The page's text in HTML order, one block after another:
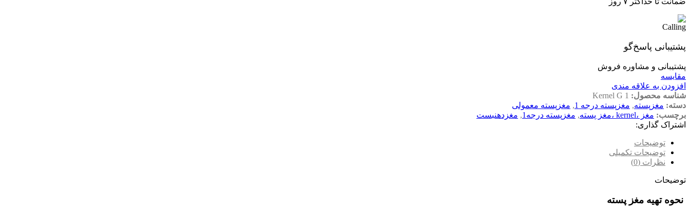
پشتیبانی پاسخ‌گو
پشتیبانی و مشاوره فروش
مقایسه
افزودن به علاقه مندی
شناسه محصول: Kernel G 1
دسته: مغزپسته, مغزپسته درجه 1 , مغزپسته معمولی
برچسب: مغز ،kernel ،مغز پسته , مغزپسته درجه1 , مغزدهنبست
اشتراک گذاری:
توضیحات
توضیحات تکمیلی
نظرات (0)
توضیحات
نحوه تهیه مغز پسته